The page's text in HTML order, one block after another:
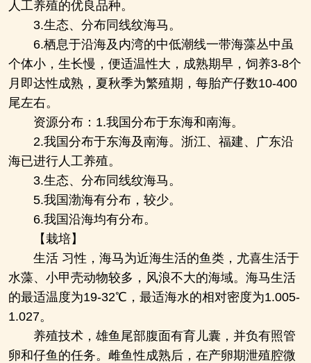
人工养殖的优良品种。
3.生态、分布同线纹海马。
6.栖息于沿海及内湾的中低潮线一带海藻丛中虽
个体小，生长慢，便适温性大，成熟期早，饲养3-8个
月即达性成熟，夏秋季为繁殖期，每胎产仔数10-400
尾左右。
资源分布：1.我国分布于东海和南海。
2.我国分布于东海及南海。浙江、福建、广东沿
海已进行人工养殖。
3.生态、分布同线纹海马。
5.我国渤海有分布，较少。
6.我国沿海均有分布。
【栽培】
生活 习性，海马为近海生活的鱼类，尤喜生活于
水藻、小甲壳动物较多，风浪不大的海域。海马生活
的最适温度为19-32℃，最适海水的相对密度为1.005-
1.027。
养殖技术，雄鱼尾部腹面有育儿囊，并负有照管
卵和仔鱼的任务。雌鱼性成熟后，在产卵期泄殖腔微